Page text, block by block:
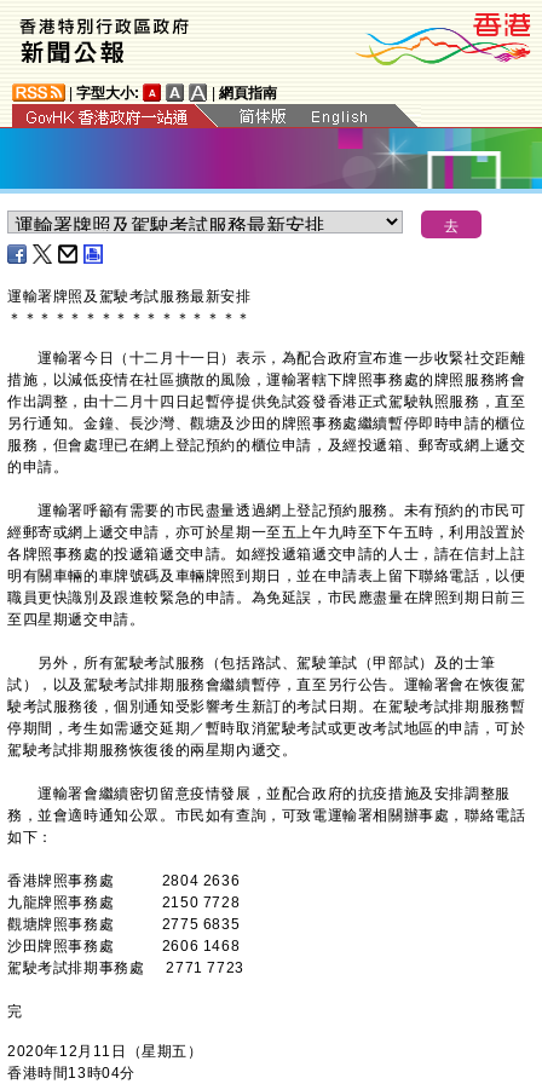
字型大小: 網頁指南
運輸署牌照及駕駛考試服務最新安排
＊ ＊ ＊ ＊ ＊ ＊ ＊ ＊ ＊ ＊ ＊ ＊ ＊ ＊ ＊ ＊
運輸署今日（十二月十一日）表示，為配合政府宣布進一步收緊社交距離
措施，以減低疫情在社區擴散的風險，運輸署轄下牌照事務處的牌照服務將會
作出調整，由十二月十四日起暫停提供免試簽發香港正式駕駛執照服務，直至
另行通知。金鐘、長沙灣、觀塘及沙田的牌照事務處繼續暫停即時申請的櫃位
服務，但會處理已在網上登記預約的櫃位申請，及經投遞箱、郵寄或網上遞交
的申請。
運輸署呼籲有需要的市民盡量透過網上登記預約服務。未有預約的市民可
經郵寄或網上遞交申請，亦可於星期一至五上午九時至下午五時，利用設置於
各牌照事務處的投遞箱遞交申請。如經投遞箱遞交申請的人士，請在信封上註
明有關車輛的車牌號碼及車輛牌照到期日，並在申請表上留下聯絡電話，以便
職員更快識別及跟進較緊急的申請。為免延誤，市民應盡量在牌照到期日前三
至四星期遞交申請。
另外，所有駕駛考試服務（包括路試、駕駛筆試（甲部試）及的士筆
試），以及駕駛考試排期服務會繼續暫停，直至另行公告。運輸署會在恢復駕
駛考試服務後，個別通知受影響考生新訂的考試日期。在駕駛考試排期服務暫
停期間，考生如需遞交延期／暫時取消駕駛考試或更改考試地區的申請，可於
駕駛考試排期服務恢復後的兩星期內遞交。
運輸署會繼續密切留意疫情發展，並配合政府的抗疫措施及安排調整服
務，並會適時通知公眾。市民如有查詢，可致電運輸署相關辦事處，聯絡電話
如下：
香港牌照事務處 2804 2636
九龍牌照事務處 2150 7728
觀塘牌照事務處 2775 6835
沙田牌照事務處 2606 1468
駕駛考試排期事務處 2771 7723
完
2020年12月11日（星期五）
香港時間13時04分